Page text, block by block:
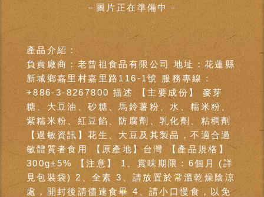
－圖片正在準備中－
產品介紹：
負責廠商：老曾祖食品有限公司 地址：花蓮縣
新城鄉嘉里村嘉里路116-1號 服務專線：
+886-3-8267800 描述 【主要成份】 麥芽
糖、大豆油、砂糖、馬鈴薯粉、水、糯米粉、
紫糯米粉、紅豆餡、防腐劑、乳化劑、粘稠劑
【過敏資訊】花生、大豆及其製品，不適合過
敏體質者食用 【原產地】台灣 【產品規格】
300g±5% 【注意】 1、賞味期限：6個月 (詳
見包裝袋) 2、全素 3、請放置於常溫乾燥陰涼
處，開封後請儘速食畢 4、請小口慢食，以免